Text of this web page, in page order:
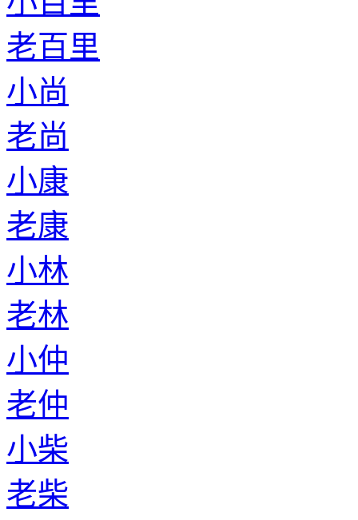
老百里
小尚
老尚
小康
老康
小林
老林
小仲
老仲
小柴
老柴